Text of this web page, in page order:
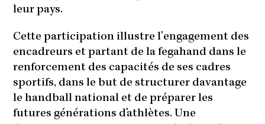
leur pays.
Cette participation illustre l’engagement des
encadreurs et partant de la fegahand dans le
renforcement des capacités de ses cadres
sportifs, dans le but de structurer davantage
le handball national et de préparer les
futures générations d’athlètes. Une